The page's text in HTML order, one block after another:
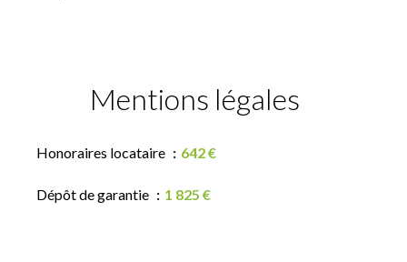
Mentions légales
Honoraires locataire 642 €
Dépôt de garantie 1 825 €